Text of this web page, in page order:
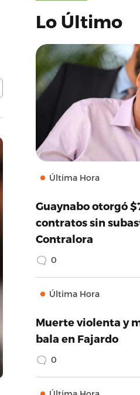
Lo Último
Última Hora
Guaynabo otorgó
contratos sin
Contralora
0
Última Hora
Muerte violenta y
bala en Fajardo
0